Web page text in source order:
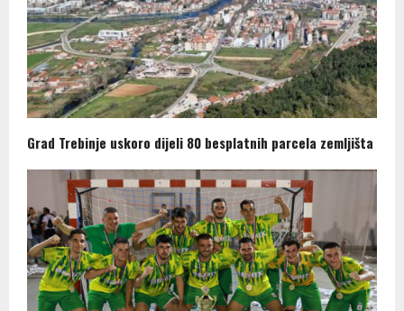
Grad Trebinje uskoro dijeli 80 besplatnih parcela zemljišta